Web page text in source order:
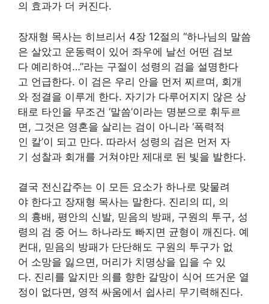
의 효과가 더 커진다.
장재형 목사는 히브리서 4장 12절의 “하나님의 말씀
은 살았고 운동력이 있어 좌우에 날선 어떤 검보
다 예리하여…”라는 구절이 성령의 검을 설명한다
고 언급한다. 이 검은 우리 안을 먼저 찌르며, 회개
와 정결을 이루게 한다. 자기가 다루어지지 않은 상
태로 타인을 무조건 ‘말씀’이라는 명분으로 휘두르
면, 그것은 영혼을 살리는 검이 아니라 ‘폭력적
인 칼’이 되고 만다. 따라서 성령의 검은 먼저 자
기 성찰과 회개를 거쳐야만 제대로 된 빛을 발한다.
결국 전신갑주는 이 모든 요소가 하나로 맞물려
야 한다고 장재형 목사는 말한다. 진리의 띠, 의
의 흉배, 평안의 신발, 믿음의 방패, 구원의 투구, 성
령의 검 중 어느 하나라도 빠지면 균형이 깨진다. 예
컨대, 믿음의 방패가 단단해도 구원의 투구가 없
어 소망을 잃으면, 머리가 치명상을 입을 수 있
다. 진리를 알지만 의를 향한 갈망이 식어 뜨거운 열
정이 없다면, 영적 싸움에서 쉽사리 무기력해진다.